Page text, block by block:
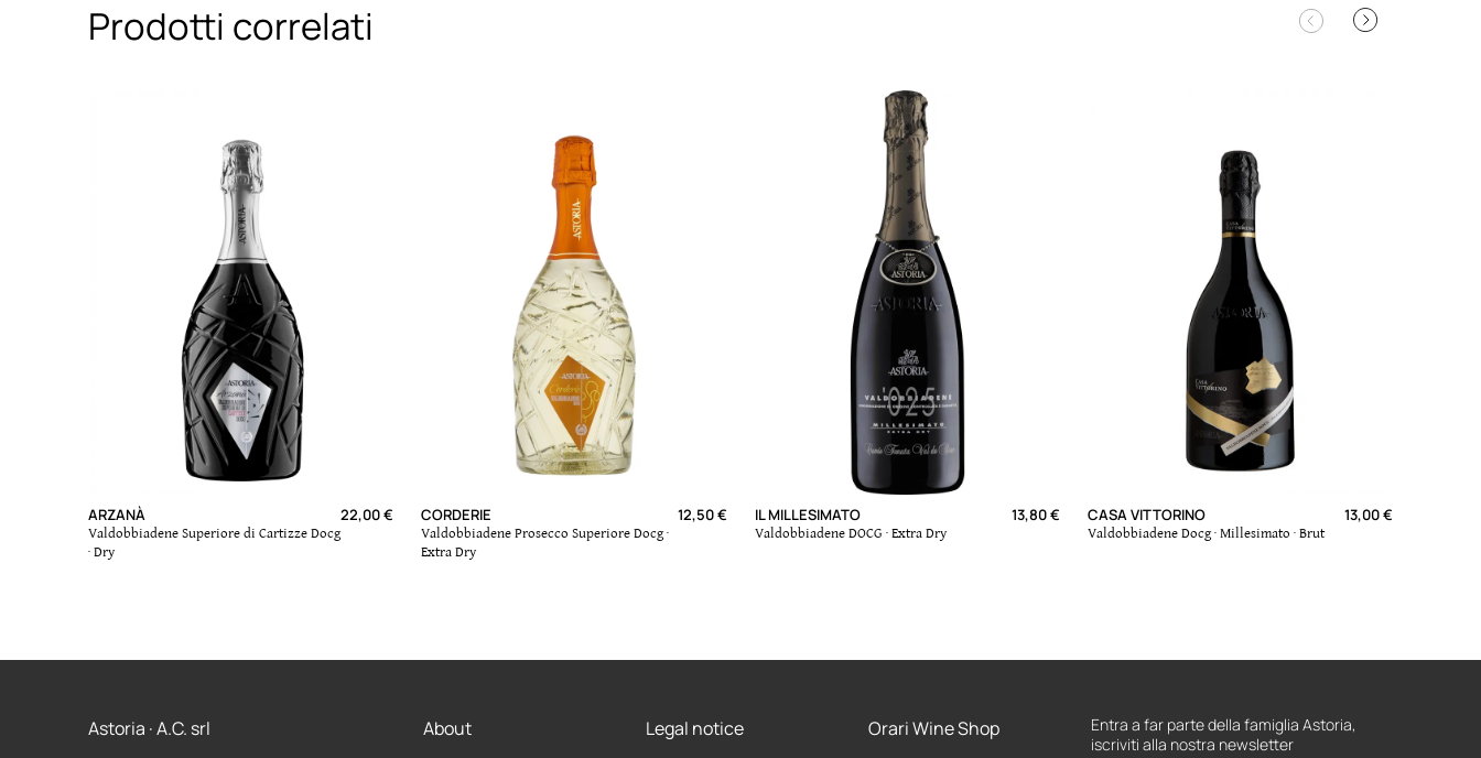
Prodotti correlati
ARZANÀ
Valdobbiadene Superiore di Cartizze Docg
· Dry
22,00 € CORDERIE
Valdobbiadene Prosecco Superiore Docg ·
Extra Dry
12,50 € IL MILLESIMATO
Valdobbiadene DOCG · Extra Dry
13,80 € CASA VITTORINO
Valdobbiadene Docg · Millesimato · Brut
13,00 €
Astoria · A.C. srl About Legal notice Orari Wine Shop
Entra a far parte della famiglia Astoria,
iscriviti alla nostra newsletter